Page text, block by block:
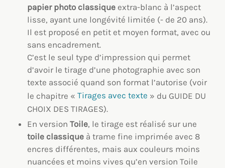
papier photo classique extra-blanc à l’aspect
lisse, ayant une longévité limitée (- de 20 ans).
Il est proposé en petit et moyen format, avec ou
sans encadrement.
C’est le seul type d’impression qui permet
d’avoir le tirage d’une photographie avec son
texte associé quand son format l’autorise (voir
le chapitre « Tirages avec texte » du GUIDE DU
CHOIX DES TIRAGES).
En version Toile, le tirage est réalisé sur une
toile classique à trame fine imprimée avec 8
encres différentes, mais aux couleurs moins
nuancées et moins vives qu’en version Toile